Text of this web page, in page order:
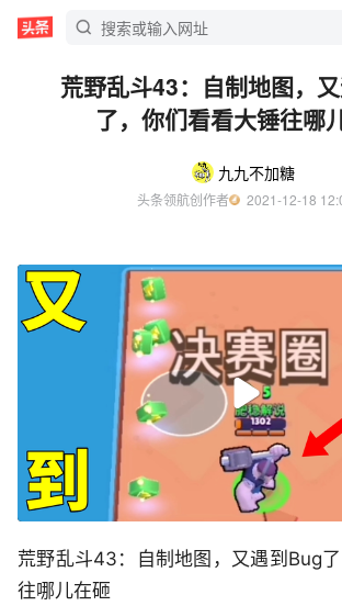
荒野乱斗43：自制地图，
了，你们看看大锤往哪
九九不加糖
头条领航创作者
2021-12-18
荒野乱斗43：自制地图，又遇到Bug
往哪儿在砸